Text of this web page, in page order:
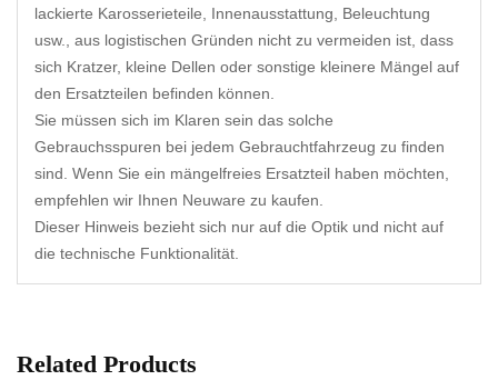
lackierte Karosserieteile, Innenausstattung, Beleuchtung
usw., aus logistischen Gründen nicht zu vermeiden ist, dass
sich Kratzer, kleine Dellen oder sonstige kleinere Mängel auf
den Ersatzteilen befinden können.
Sie müssen sich im Klaren sein das solche
Gebrauchsspuren bei jedem Gebrauchtfahrzeug zu finden
sind. Wenn Sie ein mängelfreies Ersatzteil haben möchten,
empfehlen wir Ihnen Neuware zu kaufen.
Dieser Hinweis bezieht sich nur auf die Optik und nicht auf
die technische Funktionalität.
Related Products